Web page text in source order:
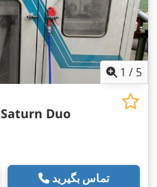
1 / 5
Saturn Duo
تماس بگیرید